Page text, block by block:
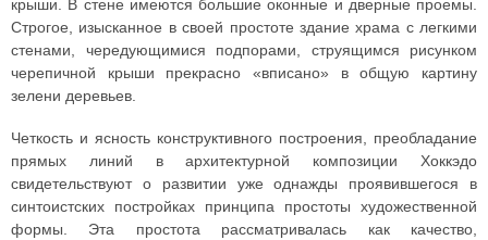
крыши. В стене имеются большие оконные и дверные проемы.
Строгое, изысканное в своей простоте здание храма с легкими
стенами, чередующимися подпорами, струящимся рисунком
черепичной крыши прекрасно «вписано» в общую картину
зелени деревьев.
Четкость и ясность конструктивного построения, преобладание
прямых линий в архитектурной композиции Хоккэдо
свидетельствуют о развитии уже однажды проявившегося в
синтоистских постройках принципа простоты художественной
формы. Эта простота рассматривалась как качество,